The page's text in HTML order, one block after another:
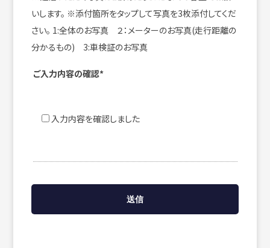
いします。 ※添付箇所をタップして写真を3枚添付してくだ
さい。 1:全体のお写真 ２：メーターのお写真(走行距離の
分かるもの) 3:車検証のお写真
ご入力内容の確認*
入力内容を確認しました